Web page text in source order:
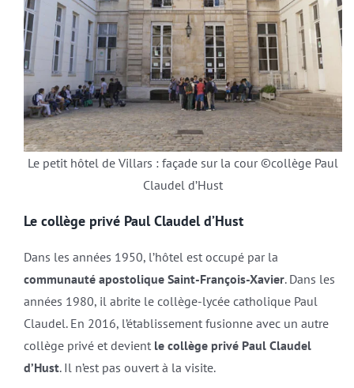
Le petit hôtel de Villars : façade sur la cour ©collège Paul
Claudel d’Hust
Le collège privé Paul Claudel d’Hust
Dans les années 1950, l’hôtel est occupé par la
communauté apostolique Saint-François-Xavier. Dans les
années 1980, il abrite le collège-lycée catholique Paul
Claudel. En 2016, l’établissement fusionne avec un autre
collège privé et devient le collège privé Paul Claudel
d’Hust. Il n’est pas ouvert à la visite.